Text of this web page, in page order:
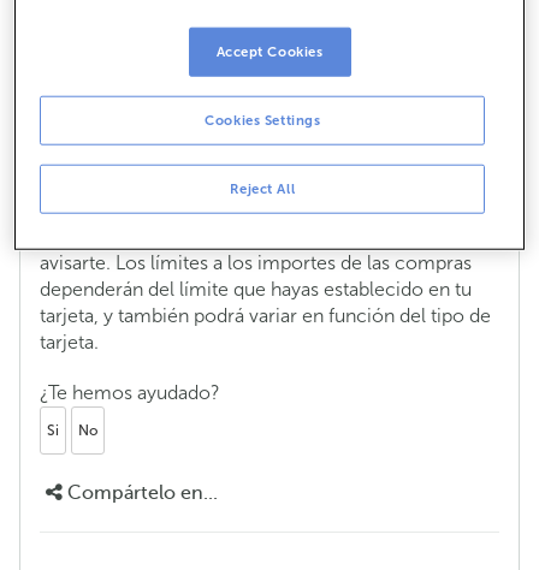
Puedes aplazar cualquier pago de más de 75 € que
realices con tu tarjeta de crédito ABANCA Visa o
y Zona Aberta) en comercios o internet, en España o
en cualquier parte del mundo.
Cada vez que realices una compra que puedas
avisarte. Los límites a los importes de las compras
dependerán del límite que hayas establecido en tu
tarjeta, y también podrá variar en función del tipo de
tarjeta.
¿Te hemos ayudado?
Si No
Compártelo en...
Reject All
Cookies Settings
Accept Cookies